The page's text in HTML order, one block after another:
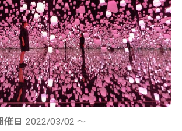
催日 2022/03/02 ～